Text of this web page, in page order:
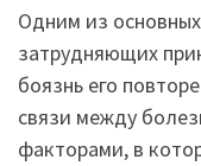
Одним из
затрудняющих
боязнь его
связи между
факторами, в